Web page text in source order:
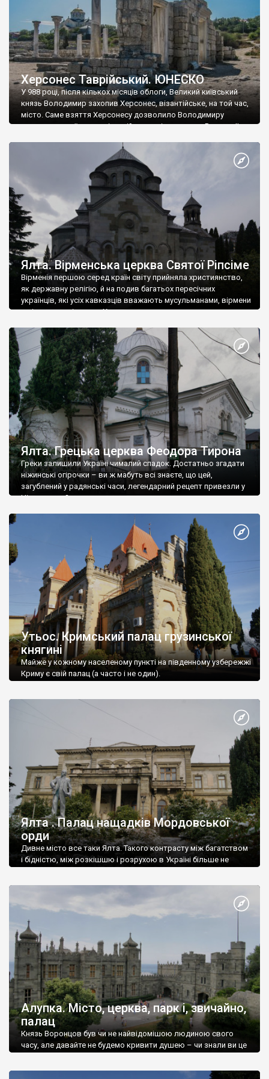
Херсонес Таврійський. ЮНЕСКО
У 988 році, після кількох місяців облоги, Великий київський
князь Володимир захопив Херсонес, візантійське, на той час,
місто. Саме взяття Херсонесу дозволило Володимиру
диктувати свої умови візантійському імператору Василю ІІ, та
Херсонесі Володимир-язичник, став Василем-християнином.
А потім було Хрещення Русі. На честь Херсонесу Таврійського
Ялта. Вірменська церква Святої Ріпсіме
Вірменія першою серед країн світу прийняла християнство,
як державну релігію, й на подив багатьох пересічних
українців, які усіх кавказців вважають мусульманами, вірмени
є відданими вірянами Христа
Ялта. Грецька церква Феодора Тирона
Греки залишили Україні чималий спадок. Достатньо згадати
ніжинські огірочки – ви ж мабуть всі знаєте, що цей,
загублений у радянські часи, легендарний рецепт привезли у
Ніжин греки?
Утьос. Кримський палац грузинської
княгині
Майже у кожному населеному пункті на південному узбережжі
Криму є свій палац (а часто і не один).
Ялта . Палац нащадків Мордовської
орди
Дивне місто все таки Ялта. Такого контрасту між багатством
і бідністю, між розкішшю і розрухою в Україні більше не
Алупка. Місто, церква, парк і, звичайно,
палац
Князь Воронцов був чи не найвідомішою людиною свого
часу, але давайте не будемо кривити душею – чи знали ви це